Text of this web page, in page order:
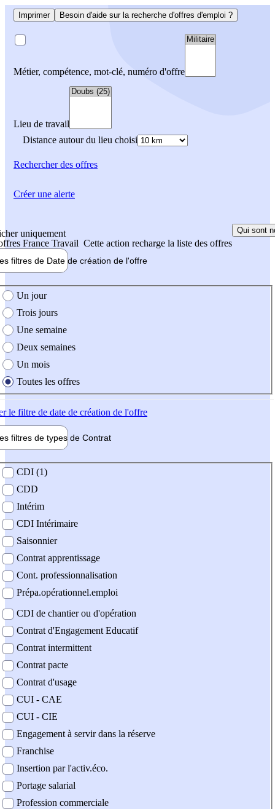
Imprimer Besoin d'aide sur la recherche d'offres d'emploi ?
Métier, compétence, mot-clé, numéro d'offre
Lieu de travail
Distance autour du lieu choisi
Rechercherdes offres
uniquement
France Travail Cette action recharge la liste des offres
Qui sont
filtres de Date de création de l'offre
création de l'offre
Un jour
Trois jours
Une semaine
Deux semaines
Un mois
Toutes les offres
le filtre de date de création de l'offre
filtres de types de Contrat
contrat
CDI (1)
CDD
Intérim
CDI Intérimaire
Saisonnier
Contrat apprentissage
Cont. professionnalisation
Prépa.opérationnel.emploi
CDI de chantier ou d'opération
Contrat d'Engagement Educatif
Contrat intermittent
Contrat pacte
Contrat d'usage
CUI - CAE
CUI - CIE
Engagement à servir dans la réserve
Franchise
Insertion par l'activ.éco.
Portage salarial
Profession commerciale
Créer une alerte